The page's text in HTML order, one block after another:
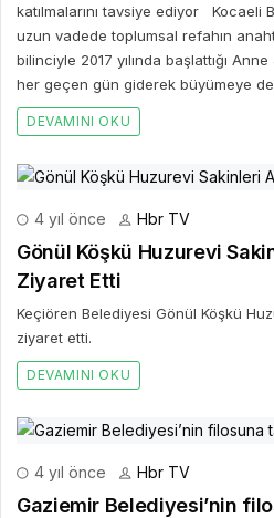
katılmalarını tavsiye ediyor Kocaeli
uzun vadede toplumsal refahın
bilinciyle 2017 yılında başlattığı Anne
her geçen gün giderek büyümeye
DEVAMINI OKU
4 yıl önce Hbr TV
Gönül Köşkü Huzurevi
Ziyaret Etti
Keçiören Belediyesi Gönül Köşkü
ziyaret etti.
DEVAMINI OKU
4 yıl önce Hbr TV
Gaziemir Belediyesi’nin